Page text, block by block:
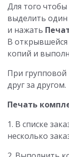
Для того чтобы
выделить один
и нажать
В открывшейся
копий и
При групповой
друг за другом.
Печать
1. В списке
несколько